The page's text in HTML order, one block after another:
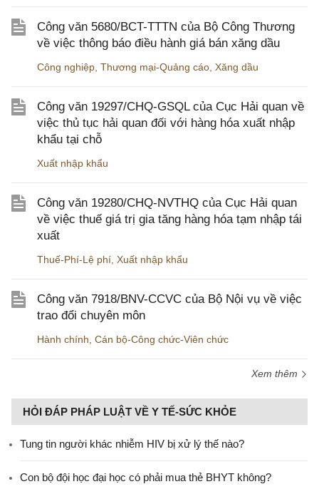
Công văn 5680/BCT-TTTN của Bộ Công Thương
về việc thông báo điều hành giá bán xăng dầu
Công nghiệp Thương mại-Quảng cáo Xăng dầu
Công văn 19297/CHQ-GSQL của Cục Hải quan về
việc thủ tục hải quan đối với hàng hóa xuất nhập
khẩu tại chỗ
Xuất nhập khẩu
Công văn 19280/CHQ-NVTHQ của Cục Hải quan
về việc thuế giá trị gia tăng hàng hóa tạm nhập tái
xuất
Thuế-Phí-Lệ phí Xuất nhập khẩu
Công văn 7918/BNV-CCVC của Bộ Nội vụ về việc
trao đổi chuyên môn
Hành chính Cán bộ-Công chức-Viên chức
Xem thêm
HỎI ĐÁP PHÁP LUẬT VỀ Y TẾ-SỨC KHỎE
Tung tin người khác nhiễm HIV bị xử lý thế nào?
Con bộ đội học đại học có phải mua thẻ BHYT không?